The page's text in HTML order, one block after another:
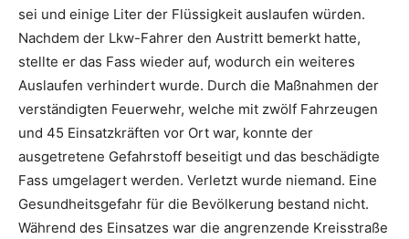
sei und einige Liter der Flüssigkeit auslaufen würden.
Nachdem der Lkw-Fahrer den Austritt bemerkt hatte,
stellte er das Fass wieder auf, wodurch ein weiteres
Auslaufen verhindert wurde. Durch die Maßnahmen der
verständigten Feuerwehr, welche mit zwölf Fahrzeugen
und 45 Einsatzkräften vor Ort war, konnte der
ausgetretene Gefahrstoff beseitigt und das beschädigte
Fass umgelagert werden. Verletzt wurde niemand. Eine
Gesundheitsgefahr für die Bevölkerung bestand nicht.
Während des Einsatzes war die angrenzende Kreisstraße